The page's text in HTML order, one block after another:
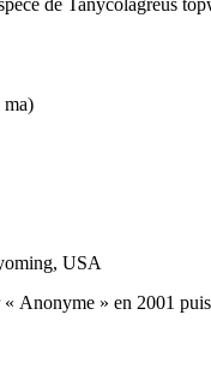
de Tanycolagreus
ma)
USA
Anonyme » en 2001